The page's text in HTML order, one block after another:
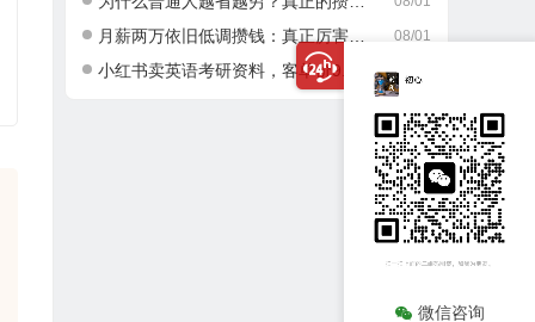
08/01
月薪两万依旧低调攒钱：真正厉害的成年人，从不乱消费
07/30
小红书卖英语考研资料，客单价9.9，250天卖了16w!
微信咨询